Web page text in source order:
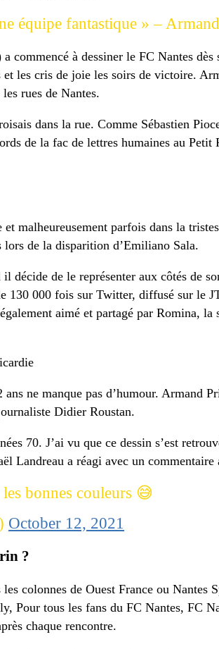
équipe fantastique » –
à dessiner le FC Nantes
les cris de joie les soirs de victoire.
rues de Nantes.
dans la rue. Comme Sébastien
de la fac de lettres humaines au Petit
malheureusement parfois dans la
lors de la disparition d’Emiliano Sala.
décide de le représenter aux côtés de
130 000 fois sur Twitter, diffusé sur le
aimé et partagé par Romina,
ne manque pas d’humour. Armand
Didier Roustan.
70. J’ai vu que ce dessin s’est
Landreau a réagi avec un
bonnes couleurs 😅
October 12, 2021
?
colonnes de Ouest France ou Nantes
Pour tous les fans du FC Nantes, FC
chaque rencontre.